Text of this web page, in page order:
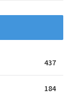
437
184